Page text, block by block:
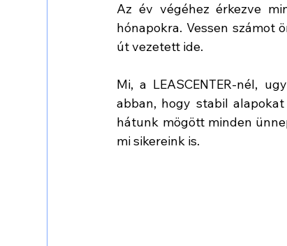
Az év végéhez érkezve
hónapokra. Vessen számot
út vezetett ide.
Mi, a LEASCENTER-nél,
abban, hogy stabil
hátunk mögött minden
mi sikereink is.